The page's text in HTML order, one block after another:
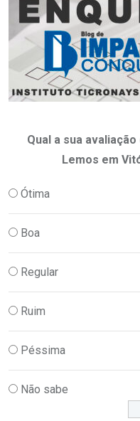
Qual a sua
Lemos em
Ótima
Boa
Regular
Ruim
Péssima
Não sabe